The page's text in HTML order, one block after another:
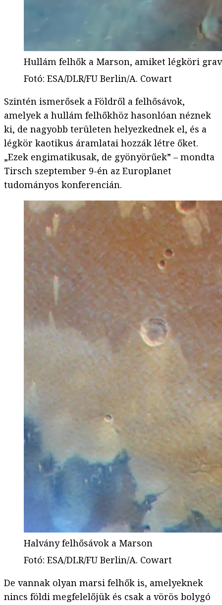
Hullám felhők a Marson, amiket légköri
Fotó: ESA/DLR/FU Berlin/A. Cowart
Szintén ismerősek a Földről a felhősávok,
amelyek a hullám felhőkhöz hasonlóan néznek
ki, de nagyobb területen helyezkednek el, és a
légkör kaotikus áramlatai hozzák létre őket.
„Ezek engimatikusak, de gyönyörűek” – mondta
Tirsch szeptember 9-én az Europlanet
tudományos konferencián.
Halvány felhősávok a Marson
Fotó: ESA/DLR/FU Berlin/A. Cowart
De vannak olyan marsi felhők is, amelyeknek
nincs földi megfelelőjük és csak a vörös bolygó